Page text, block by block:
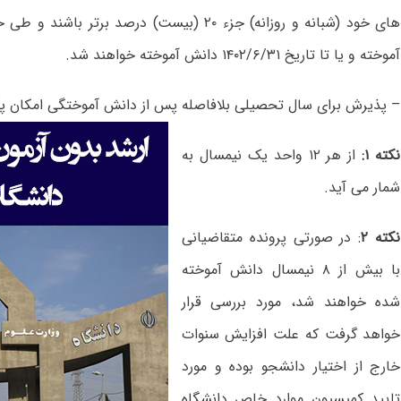
آموخته و یا تا تاریخ ۱۴۰۲/۶/۳۱ دانش آموخته خواهند شد.
– پذیرش برای سال تحصیلی بلافاصله پس از دانش آموختگی امکان
نکته ۱:
از هر ۱۲ واحد یک نیمسال به
شمار می آید.
نکته ۲
: در صورتی پرونده متقاضیانی
با بیش از ۸ نیمسال دانش آموخته
شده خواهند شد، مورد بررسی قرار
خواهد گرفت که علت افزایش سنوات
خارج از اختیار دانشجو بوده و مورد